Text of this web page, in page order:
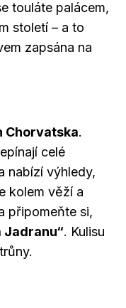
touláte palácem,
století – a to
zapsána na
Chorvatska.
celé
nabízí výhledy,
kolem věží a
připomeňte si,
Jadranu“. Kulisu